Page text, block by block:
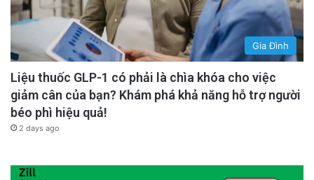
Gia Đình
Liệu thuốc GLP-1 có phải là chìa khóa cho việc
giảm cân của bạn? Khám phá khả năng hỗ trợ người
béo phì hiệu quả!
2 days ago